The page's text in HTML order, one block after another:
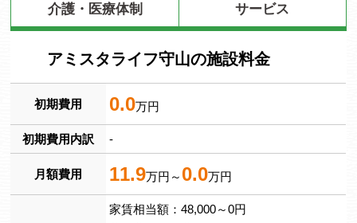
介護・医療体制 サービス
アミスタライフ守山の施設料金
初期費用 0.0万円
初期費用内訳 -
月額費用 11.9万円～ 0.0万円
家賃相当額：48,000～0円